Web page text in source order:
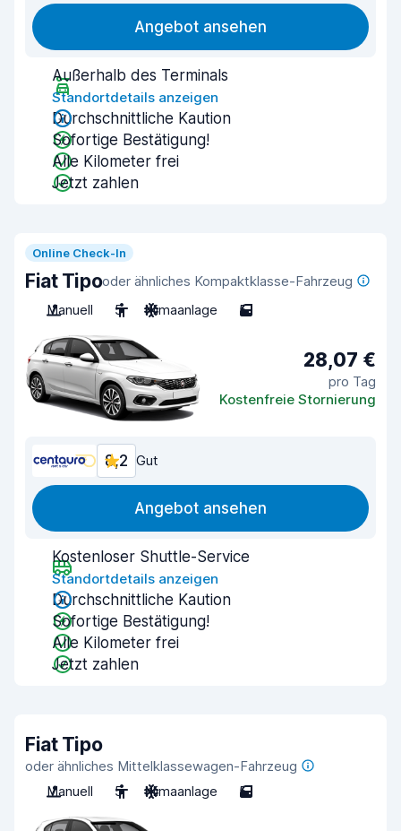
Angebot ansehen
Außerhalb des Terminals
Standortdetails anzeigen
Durchschnittliche Kaution
Sofortige Bestätigung!
Alle Kilometer frei
Jetzt zahlen
Online Check-In
Fiat Tipooder ähnliches Kompaktklasse-Fahrzeug
Manuell
5 Klimaanlage 5
28,07 €
pro Tag
Kostenfreie Stornierung
8,2 Gut
Angebot ansehen
Kostenloser Shuttle-Service
Standortdetails anzeigen
Durchschnittliche Kaution
Sofortige Bestätigung!
Alle Kilometer frei
Jetzt zahlen
Fiat Tipo
oder ähnliches Mittelklassewagen-Fahrzeug
Manuell
5 Klimaanlage 5